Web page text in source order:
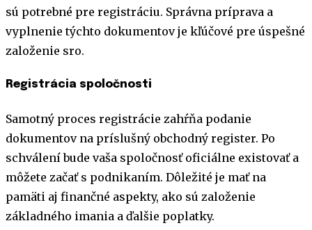
sú potrebné pre registráciu. Správna príprava a
vyplnenie týchto dokumentov je kľúčové pre úspešné
založenie sro.
Registrácia spoločnosti
Samotný proces registrácie zahŕňa podanie
dokumentov na príslušný obchodný register. Po
schválení bude vaša spoločnosť oficiálne existovať a
môžete začať s podnikaním. Dôležité je mať na
pamäti aj finančné aspekty, ako sú založenie
základného imania a ďalšie poplatky.